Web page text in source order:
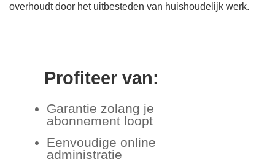
overhoudt door het uitbesteden van huishoudelijk werk.
Profiteer van:
Garantie zolang je
abonnement loopt
Eenvoudige online
administratie